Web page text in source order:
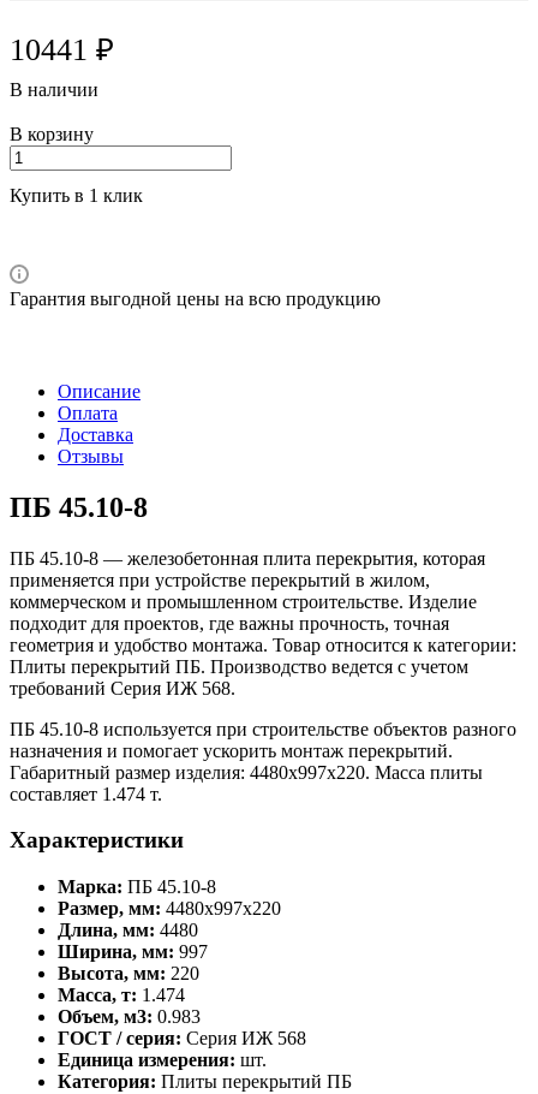
10441 ₽
В наличии
В корзину
Купить в 1 клик
Гарантия выгодной цены на всю продукцию
Описание
Оплата
Доставка
Отзывы
ПБ 45.10-8
ПБ 45.10-8 — железобетонная плита перекрытия, которая
применяется при устройстве перекрытий в жилом,
коммерческом и промышленном строительстве. Изделие
подходит для проектов, где важны прочность, точная
геометрия и удобство монтажа. Товар относится к категории:
Плиты перекрытий ПБ. Производство ведется с учетом
требований Серия ИЖ 568.
ПБ 45.10-8 используется при строительстве объектов разного
назначения и помогает ускорить монтаж перекрытий.
Габаритный размер изделия: 4480x997x220. Масса плиты
составляет 1.474 т.
Характеристики
Марка: ПБ 45.10-8
Размер, мм: 4480x997x220
Длина, мм: 4480
Ширина, мм: 997
Высота, мм: 220
Масса, т: 1.474
Объем, м3: 0.983
ГОСТ / серия: Серия ИЖ 568
Единица измерения: шт.
Категория: Плиты перекрытий ПБ